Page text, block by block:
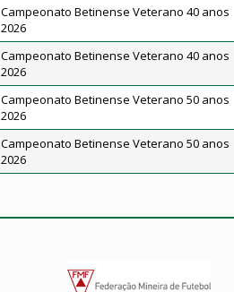
Campeonato Betinense Veterano 40 anos
2026
Campeonato Betinense Veterano 40 anos
2026
Campeonato Betinense Veterano 50 anos
2026
Campeonato Betinense Veterano 50 anos
2026